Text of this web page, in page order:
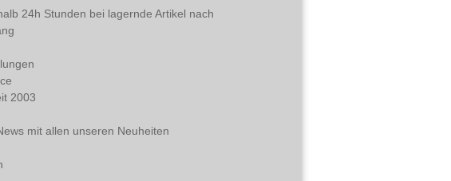
24h Stunden bei lagernde Artikel nach
2003
mit allen unseren Neuheiten